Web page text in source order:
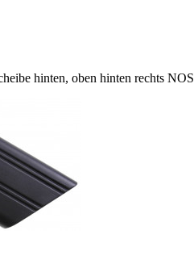
hinten, oben hinten rechts NOS